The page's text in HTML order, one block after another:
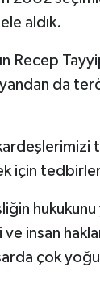
aldık.
Recep
da
için
insan
çok